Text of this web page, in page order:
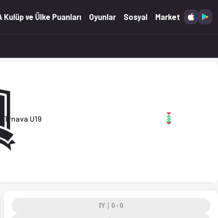
(15.03.2026)
Kulüp ve Ülke Puanları Oyunlar Sosyal Market
S. Trnava U19
IY | 0 - 0